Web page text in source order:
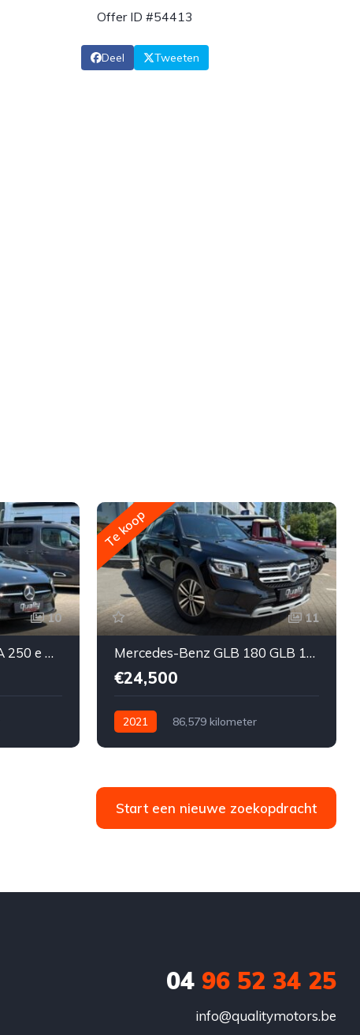
Offer ID #54413
Deel Tweeten
10
Mercedes-Benz A 250 A 250 e PHEV Business Line
Te koop
11
Mercedes-Benz GLB 180 GLB 180 d Business Solution
€24,500
2021
86,579 kilometer
€24,500
Te koop 5-door
Start een nieuwe zoekopdracht
0496 52 34 25
info@qualitymotors.be